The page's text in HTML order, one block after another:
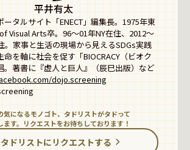
平井有太
ータルサイト「ENECT」編集長。1975年東
Visual Arts卒。96〜01年NY在住、2012〜
。家事と生活の現場から見えるSDGs実践
を軸に社会を促す「BIOCRACY（ビオク
dojo.screening
気になるモノゴト、タドリストがタドって
ます。リクエストをお待ちしております！
ドリストにリクエストする